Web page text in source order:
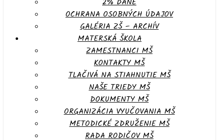
OCHRANA OSOBNÝCH ÚDAJOV
GALÉRIA ZŠ – ARCHÍV
MATERSKÁ ŠKOLA
ZAMESTNANCI MŠ
KONTAKTY MŠ
TLAČIVÁ NA STIAHNUTIE MŠ
NAŠE TRIEDY MŠ
DOKUMENTY MŠ
ORGANIZÁCIA VYUČOVANIA MŠ
METODICKÉ ZDRUŽENIE MŠ
RADA RODIČOV MŠ